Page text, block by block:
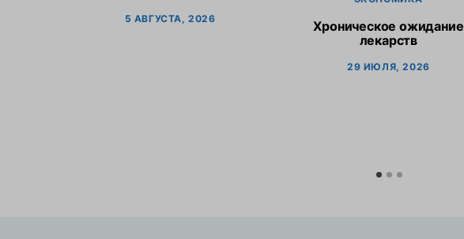
5 АВГУСТА, 2026
Хроническое ожидание
лекарств
29 ИЮЛЯ, 2026